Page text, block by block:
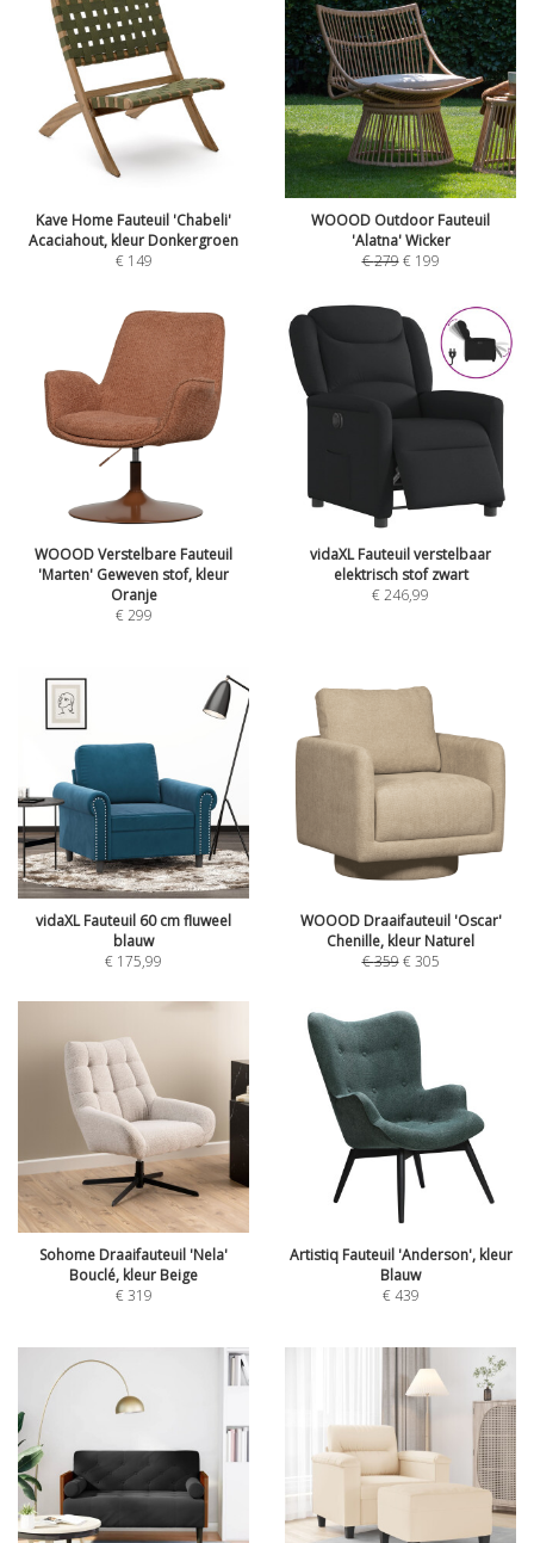
Kave Home Fauteuil 'Chabeli'
Acaciahout, kleur Donkergroen
€ 149
WOOOD Outdoor Fauteuil
'Alatna' Wicker
€279 € 199
WOOOD Verstelbare Fauteuil
'Marten' Geweven stof, kleur
Oranje
€299
vidaXL Fauteuil verstelbaar
elektrisch stof zwart
€246,99
vidaXL Fauteuil 60 cm fluweel
blauw
€ 175,99
WOOOD Draaifauteuil 'Oscar'
Chenille, kleur Naturel
€359 €305
Sohome Draaifauteuil 'Nela'
Bouclé, kleur Beige
€319
Artistiq Fauteuil 'Anderson', kleur
Blauw
€439